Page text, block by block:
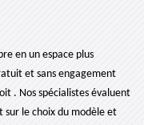
en un espace plus
et sans engagement
. Nos spécialistes évaluent
sur le choix du modèle et